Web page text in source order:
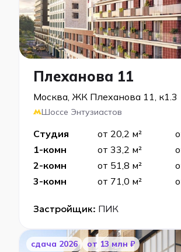
Плеханова 11
Москва, ЖК Плеханова 11, к1.3
Шоссе Энтузиастов
Студия от 20,2 м²
1-комн
от 33,2 м²
2-комн
от 51,8 м²
3-комн
от 71,0 м²
Застройщик: ПИК
cдача 2026 от 13 млн ₽